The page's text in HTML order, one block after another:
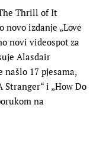
Thrill of It
novo izdanje „Love
novi videospot za
Alasdair
našlo 17 pjesama,
i „How Do
na